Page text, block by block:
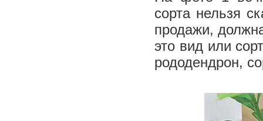
сорта нельзя
продажи,
это вид или
рододендрон,